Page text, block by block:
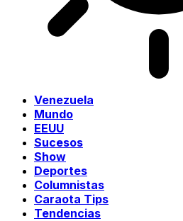
Venezuela
Mundo
EEUU
Sucesos
Show
Deportes
Columnistas
Caraota Tips
Tendencias